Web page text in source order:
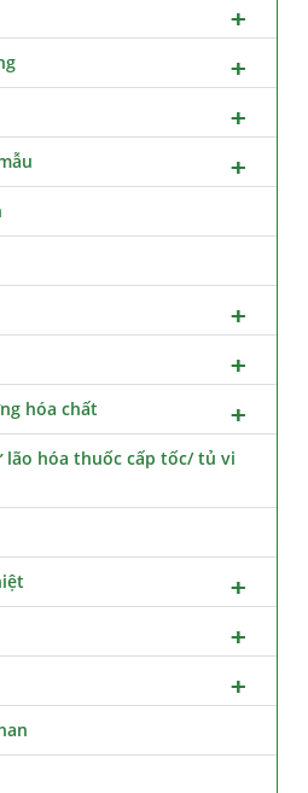
hóa chất
hóa thuốc cấp tốc/ tủ vi